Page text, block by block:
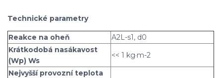
Technické parametry
Reakce na oheň
A2L-s1, d0
Krátkodobá nasákavost
(Wp) Ws
<< 1 kg·m-2
Nejvyšší provozní teplota